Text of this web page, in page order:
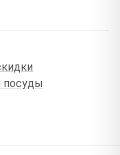
посуды